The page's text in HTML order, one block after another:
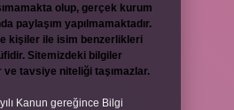
olup, gerçek kurum
paylaşım yapılmamaktadır.
kişiler ile isim benzerlikleri
Sitemizdeki bilgiler
tavsiye niteliği taşımazlar.
Kanun gereğince Bilgi